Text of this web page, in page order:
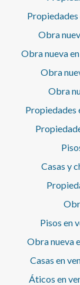
Obra
Obra nueva
Obra
Obra
Propiedades
Casas y
Pisos en
Obra nueva
Casas en
Áticos en